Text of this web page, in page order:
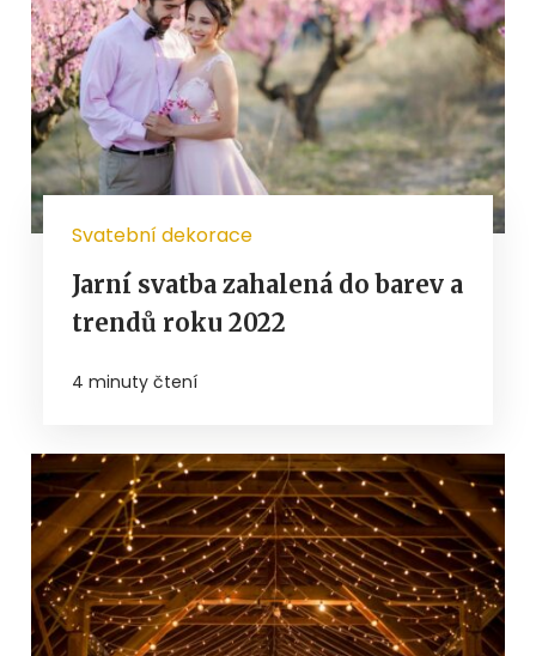
Svatební dekorace
Jarní svatba zahalená do barev a
trendů roku 2022
4 minuty čtení